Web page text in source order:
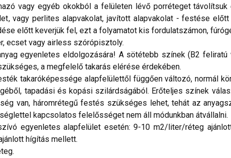
vagy egyéb okokból a felületen lévő porréteget
vagy perlites alapvakolat, javított alapvakolat - festése
előtt keverjük fel, ezt a folyamatot kis fordulatszámon,
ecset vagy airless szórópisztoly.
egyenletes eldolgozására! A sötétebb színek (B2
a megfelelő takarás elérése érdekében.
takaróképessége alapfelülettől függően változó, normál
tapadási és kopási szilárdságából. Erőteljes színek
van, háromrétegű festés szükséges lehet, tehát az
kapcsolatos felelősséget nem áll módunkban átvállalni.
egyenletes alapfelület esetén: 9-10 m2/liter/réteg
hígítás mellett.